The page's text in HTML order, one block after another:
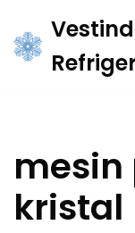
Skip
mesin
kristal